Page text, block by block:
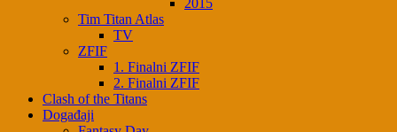
2015
Tim Titan Atlas
TV
ZFIF
1. Finalni ZFIF
2. Finalni ZFIF
Clash of the Titans
Događaji